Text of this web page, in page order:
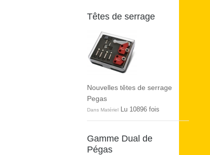
Têtes de serrage
Nouvelles têtes de serrage
Pegas
Dans Matériel Lu 10896 fois
Gamme Dual de
Pégas